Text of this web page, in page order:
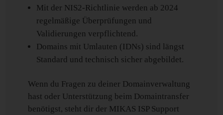
Mit der NIS2-Richtlinie werden ab 2024
regelmäßige Überprüfungen und
Validierungen verpflichtend.
Domains mit Umlauten (IDNs) sind längst
Standard und technisch sicher abgebildet.
Wenn du Fragen zu deiner Domainverwaltung
hast oder Unterstützung beim Domaintransfer
benötigst, steht dir der MIKAS ISP Support